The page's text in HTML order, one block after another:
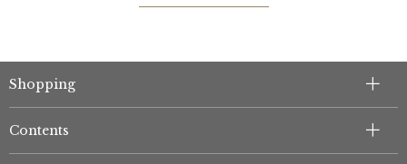
Shopping
Contents